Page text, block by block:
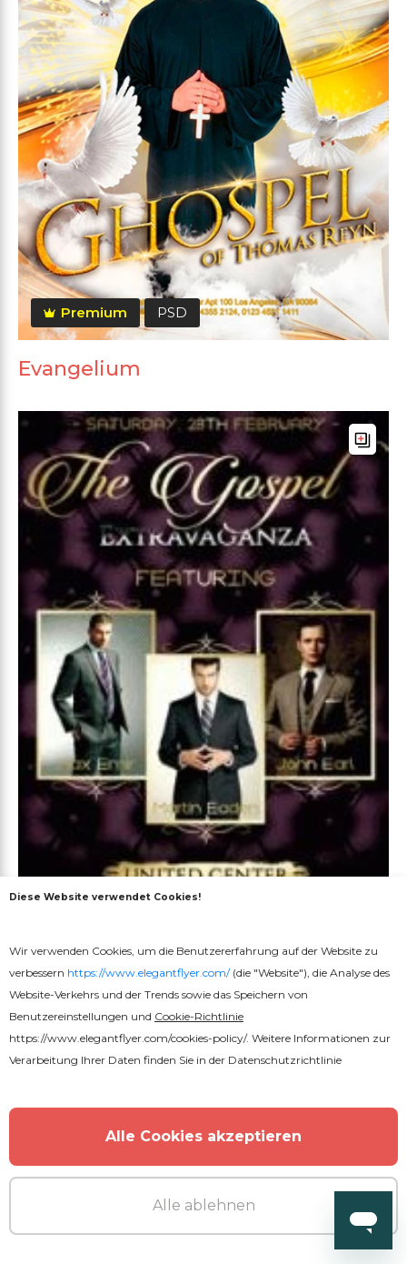
Premium PSD
Evangelium
Das Evangelium
Diese Website verwendet Cookies!
Wir verwenden Cookies, um die Benutzererfahrung auf der Website zu
verbessern https://www.elegantflyer.com/(die "Website"), die Analyse des
Website-Verkehrs und der Trends sowie das Speichern von
Benutzereinstellungen und Cookie-Richtlinie
https://www.elegantflyer.com/cookies-policy/. Weitere Informationen zur
Verarbeitung Ihrer Daten finden Sie in der Datenschutzrichtlinie
Alle Cookies akzeptieren
Alle ablehnen